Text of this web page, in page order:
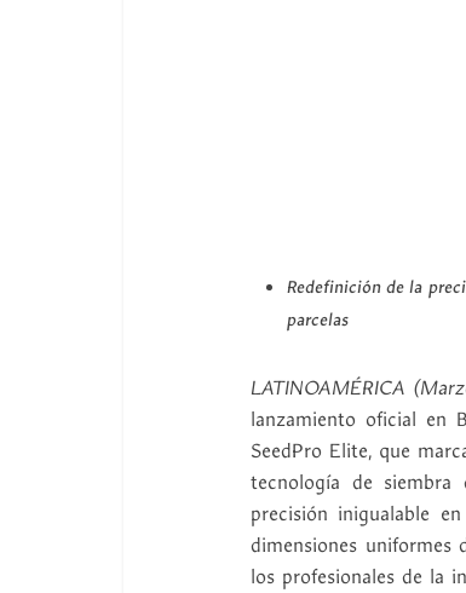
Redefinición de la
parcelas
LATINOAMÉRICA
lanzamiento oficial en
SeedPro Elite, que
tecnología de siembra
precisión inigualable
dimensiones uniformes
los profesionales de la